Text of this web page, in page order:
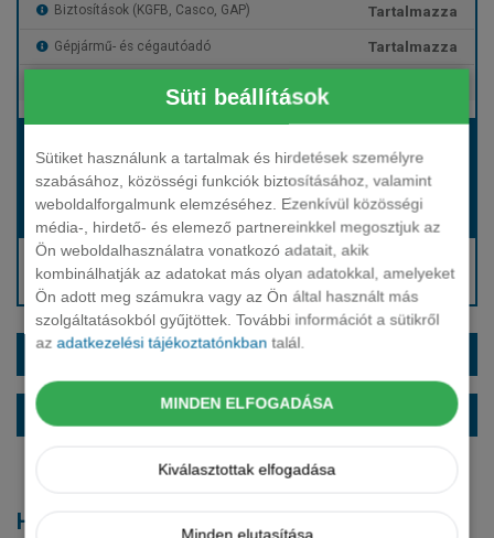
Süti beállítások
Sütiket használunk a tartalmak és hirdetések személyre
szabásához, közösségi funkciók biztosításához, valamint
weboldalforgalmunk elemzéséhez. Ezenkívül közösségi
média-, hirdető- és elemező partnereinkkel megosztjuk az
Ön weboldalhasználatra vonatkozó adatait, akik
kombinálhatják az adatokat más olyan adatokkal, amelyeket
Ön adott meg számukra vagy az Ön által használt más
szolgáltatásokból gyűjtöttek. További információt a sütikről
azadatkezelési tájékoztatónkban talál.
MINDEN ELFOGADÁSA
Kiválasztottak elfogadása
Minden elutasítása
Biztosítások (KGFB, Casco, GAP) Tartalmazza
Gépjármű- és cégautóadó Tartalmazza
Hívjon bennünket!
Hívjon bennünket!
Hívjon: +36 1 888 0088
Kérjen visszahívást!
EXTRÁK ÉS SZÍNEK
ALAPFELSZERELTSÉG
Hasonló modellek